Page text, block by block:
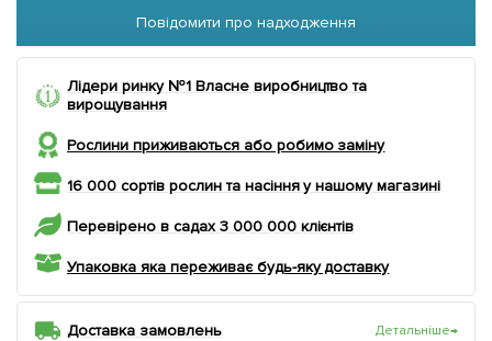
Повідомити про надходження
Лідери ринку №1 Власне виробництво та
вирощування
Рослини приживаються або робимо заміну
16 000 сортів рослин та насіння у нашому магазині
Перевірено в садах 3 000 000 клієнтів
Упаковка яка переживає будь-яку доставку
Доставка замовлень Детальніше→